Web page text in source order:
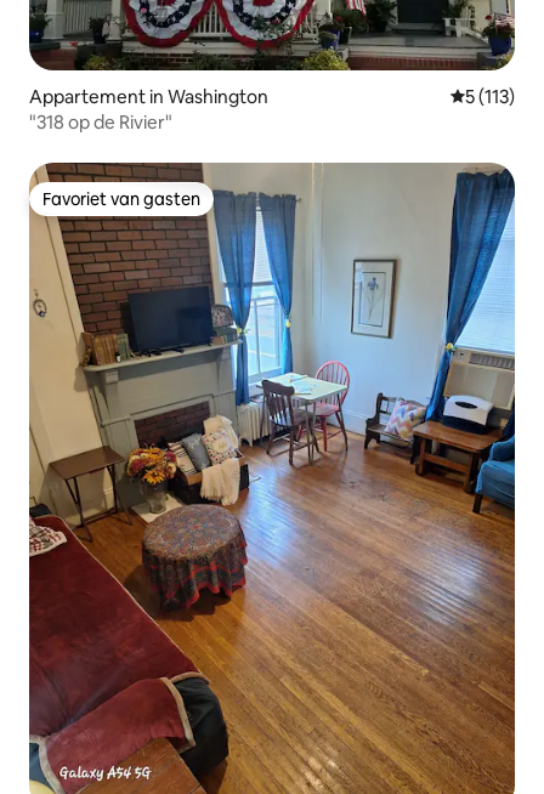
Appartement in Washington
5 (113)
"318 op de Rivier"
Favoriet van gasten
Favoriet van gasten